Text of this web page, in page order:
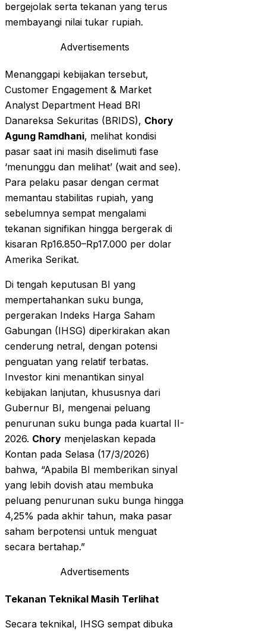
bergejolak serta tekanan yang terus
membayangi nilai tukar rupiah.
Advertisements
Menanggapi kebijakan tersebut,
Customer Engagement & Market
Analyst Department Head BRI
Danareksa Sekuritas (BRIDS), Chory
Agung Ramdhani, melihat kondisi
pasar saat ini masih diselimuti fase
‘menunggu dan melihat’ (wait and see).
Para pelaku pasar dengan cermat
memantau stabilitas rupiah, yang
sebelumnya sempat mengalami
tekanan signifikan hingga bergerak di
kisaran Rp16.850–Rp17.000 per dolar
Amerika Serikat.
Di tengah keputusan BI yang
mempertahankan suku bunga,
pergerakan Indeks Harga Saham
Gabungan (IHSG) diperkirakan akan
cenderung netral, dengan potensi
penguatan yang relatif terbatas.
Investor kini menantikan sinyal
kebijakan lanjutan, khususnya dari
Gubernur BI, mengenai peluang
penurunan suku bunga pada kuartal II-
2026. Chory menjelaskan kepada
Kontan pada Selasa (17/3/2026)
bahwa, “Apabila BI memberikan sinyal
yang lebih dovish atau membuka
peluang penurunan suku bunga hingga
4,25% pada akhir tahun, maka pasar
saham berpotensi untuk menguat
secara bertahap.”
Advertisements
Tekanan Teknikal Masih Terlihat
Secara teknikal, IHSG sempat dibuka